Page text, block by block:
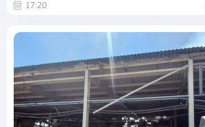
17:20